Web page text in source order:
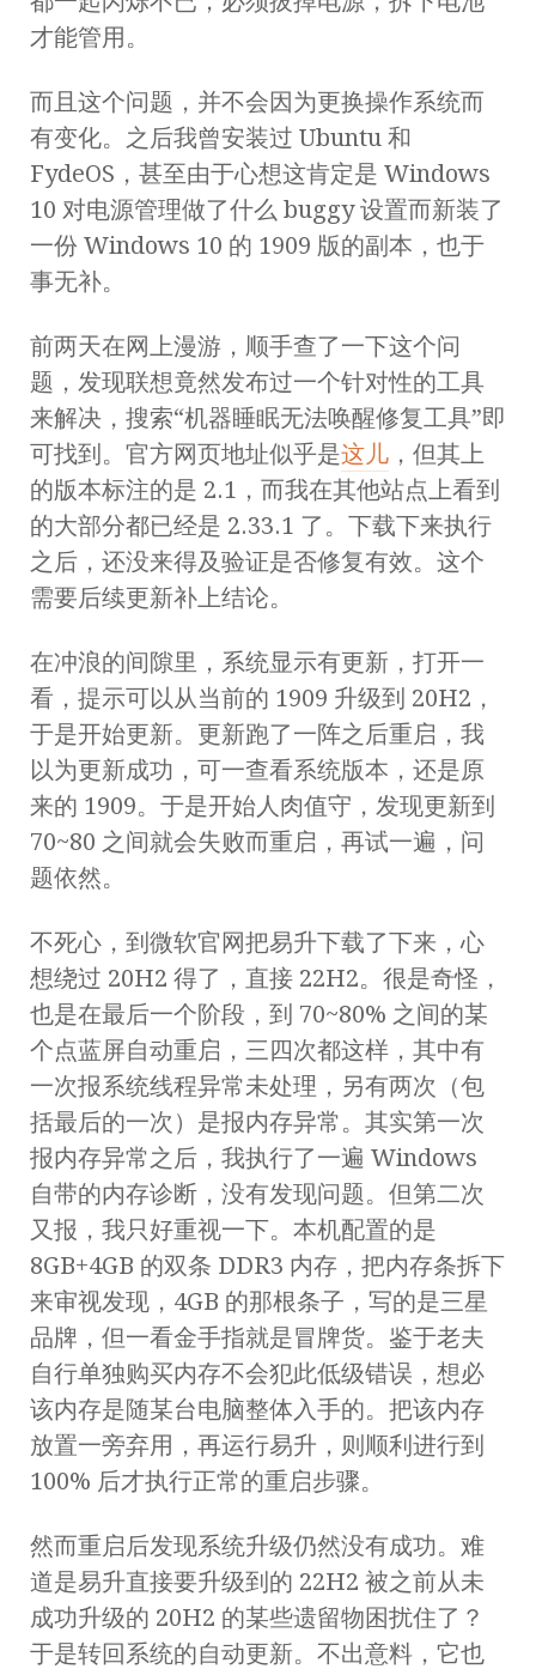
才能管用。
而且这个问题，并不会因为更换操作系统而
有变化。之后我曾安装过 Ubuntu 和
FydeOS，甚至由于心想这肯定是 Windows
10 对电源管理做了什么 buggy 设置而新装了
一份 Windows 10 的 1909 版的副本，也于
事无补。
前两天在网上漫游，顺手查了一下这个问
题，发现联想竟然发布过一个针对性的工具
来解决，搜索“机器睡眠无法唤醒修复工具”即
可找到。官方网页地址似乎是这儿 ，但其上
的版本标注的是 2.1，而我在其他站点上看到
的大部分都已经是 2.33.1 了。下载下来执行
之后，还没来得及验证是否修复有效。这个
需要后续更新补上结论。
在冲浪的间隙里，系统显示有更新，打开一
看，提示可以从当前的 1909 升级到 20H2，
于是开始更新。更新跑了一阵之后重启，我
以为更新成功，可一查看系统版本，还是原
来的 1909。于是开始人肉值守，发现更新到
70~80 之间就会失败而重启，再试一遍，问
题依然。
不死心，到微软官网把易升下载了下来，心
想绕过 20H2 得了，直接 22H2。很是奇怪，
也是在最后一个阶段，到 70~80% 之间的某
个点蓝屏自动重启，三四次都这样，其中有
一次报系统线程异常未处理，另有两次（包
括最后的一次）是报内存异常。其实第一次
报内存异常之后，我执行了一遍 Windows
自带的内存诊断，没有发现问题。但第二次
又报，我只好重视一下。本机配置的是
8GB+4GB 的双条 DDR3 内存，把内存条拆下
来审视发现，4GB 的那根条子，写的是三星
品牌，但一看金手指就是冒牌货。鉴于老夫
自行单独购买内存不会犯此低级错误，想必
该内存是随某台电脑整体入手的。把该内存
放置一旁弃用，再运行易升，则顺利进行到
100% 后才执行正常的重启步骤。
然而重启后发现系统升级仍然没有成功。难
道是易升直接要升级到的 22H2 被之前从未
成功升级的 20H2 的某些遗留物困扰住了？
于是转回系统的自动更新。不出意料，它也